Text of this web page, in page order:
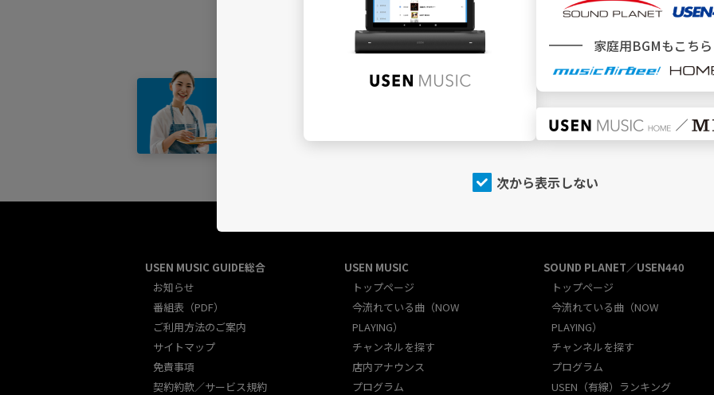
新規加入をご検討中のお客様
＼ どこでBGMサービスをご利用ですか ／
USEN MUSIC GUIDE総合
お知らせ
番組表（PDF）
ご利用方法のご案内
サイトマップ
免責事項
契約約款／サービス規約
USEN MUSIC
トップページ
今流れている曲（NOW
PLAYING）
チャンネルを探す
店内アナウンス
プログラム
SOUND PLANET／USEN440
トップページ
今流れている曲（NOW
PLAYING）
チャンネルを探す
プログラム
USEN（有線）ランキング
家庭用BGMもこちら
次から表示しない